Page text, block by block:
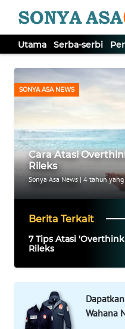
Utama Serba-serbi
SONYA ASA NEWS
Cara Atasi
Rileks
Sonya Asa News|4 tahun
Berita Terkait
7 Tips Atasi
Rileks
Wahana
WAHANA
Tutup
UTAMA
SERBA-
SERBI
PERISTIWA
TOKOH
OPINI
WAHANA
INFRASTRUKTUR